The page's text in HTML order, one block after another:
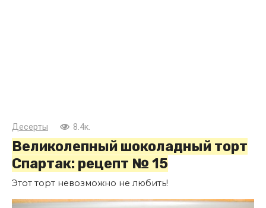
Десерты 8.4к.
Великолепный шоколадный торт
Спартак: рецепт № 15
Этот торт невозможно не любить!